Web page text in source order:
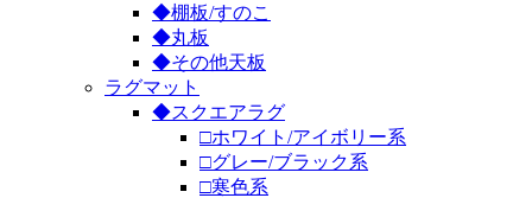
◆棚板/すのこ
◆丸板
◆その他天板
ラグマット
◆スクエアラグ
□ホワイト/アイボリー系
□グレー/ブラック系
□寒色系